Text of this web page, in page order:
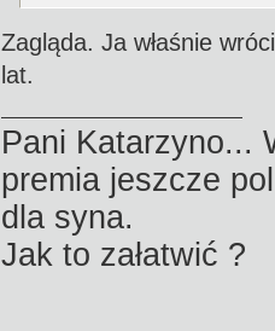
Zagląda. Ja właśnie
lat.
Pani Katarzyno...
premia jeszcze
dla syna.
Jak to załatwić ?